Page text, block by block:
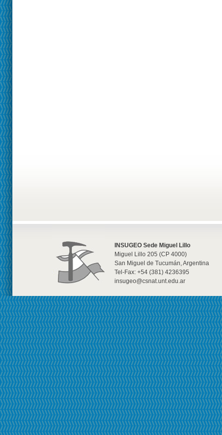
INSUGEO Sede Miguel Lillo
Miguel Lillo 205 (CP 4000)
San Miguel de Tucumán, Argentina
Tel-Fax: +54 (381) 4236395
insugeo@csnat.unt.edu.ar